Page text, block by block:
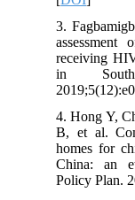
3.
receiving
in
4. Hong Y,
B, et al.
homes for
China: an
Policy